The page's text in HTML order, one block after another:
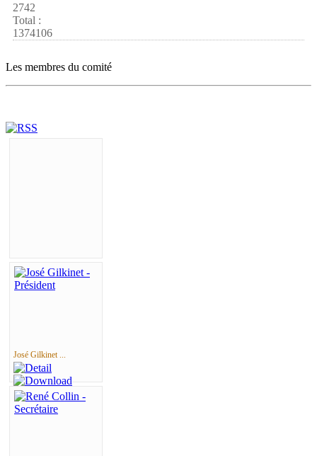
2742
Total :
1374106
Les membres du comité
José Gilkinet ...